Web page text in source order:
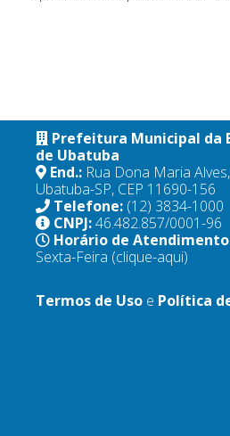
Prefeitura Municipal da
de Ubatuba
End.: Rua Dona Maria
Ubatuba-SP, CEP 11690-156
Telefone: (12) 3834-1000
CNPJ:46.482.857/0001-96
Horário de
Sexta-Feira (clique-aqui)
Termos de Uso e Política